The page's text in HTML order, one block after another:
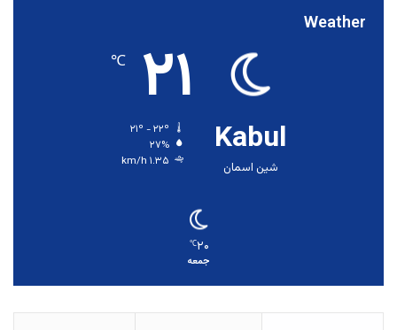
Weather
Kabul
شین اسمان
۲۱ ℃
۲۷%
۱.۳۵ km/h
۲۰℃
جمعه